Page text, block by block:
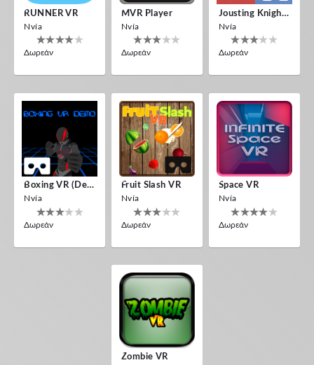
RUNNER VR
Nvía
Δωρεάν
MVR Player
Nvía
Δωρεάν
Jousting Knights VR
Nvía
Δωρεάν
Boxing VR (Demo)
Nvía
Δωρεάν
Fruit Slash VR
Nvía
Δωρεάν
Space VR
Nvía
Δωρεάν
Zombie VR